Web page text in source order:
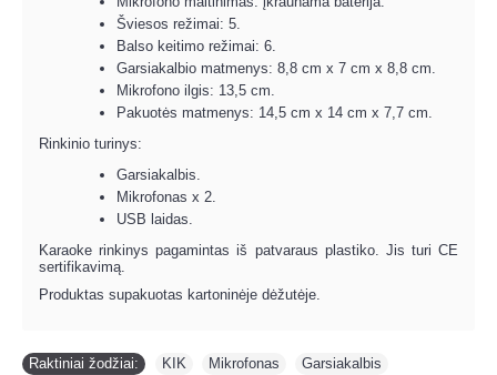
Šviesos režimai: 5.
Balso keitimo režimai: 6.
Garsiakalbio matmenys: 8,8 cm x 7 cm x 8,8 cm.
Mikrofono ilgis: 13,5 cm.
Pakuotės matmenys: 14,5 cm x 14 cm x 7,7 cm.
Rinkinio turinys:
Garsiakalbis.
Mikrofonas x 2.
USB laidas.
Karaoke rinkinys pagamintas iš patvaraus plastiko. Jis turi CE
sertifikavimą.
Produktas supakuotas kartoninėje dėžutėje.
Raktiniai žodžiai: KIK Mikrofonas Garsiakalbis